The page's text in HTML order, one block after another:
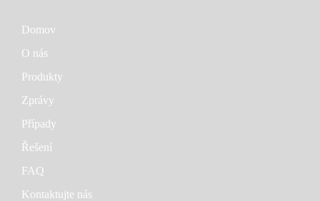
Domov
O nás
Produkty
Zprávy
Případy
Řešení
FAQ
Kontaktujte nás